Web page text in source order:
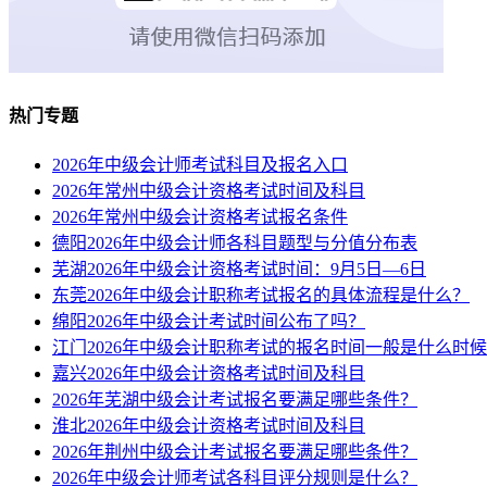
热门专题
2026年中级会计师考试科目及报名入口
2026年常州中级会计资格考试时间及科目
2026年常州中级会计资格考试报名条件
德阳2026年中级会计师各科目题型与分值分布表
芜湖2026年中级会计资格考试时间：9月5日—6日
东莞2026年中级会计职称考试报名的具体流程是什么？
绵阳2026年中级会计考试时间公布了吗？
江门2026年中级会计职称考试的报名时间一般是什么时
嘉兴2026年中级会计资格考试时间及科目
2026年芜湖中级会计考试报名要满足哪些条件？
淮北2026年中级会计资格考试时间及科目
2026年荆州中级会计考试报名要满足哪些条件？
2026年中级会计师考试各科目评分规则是什么？